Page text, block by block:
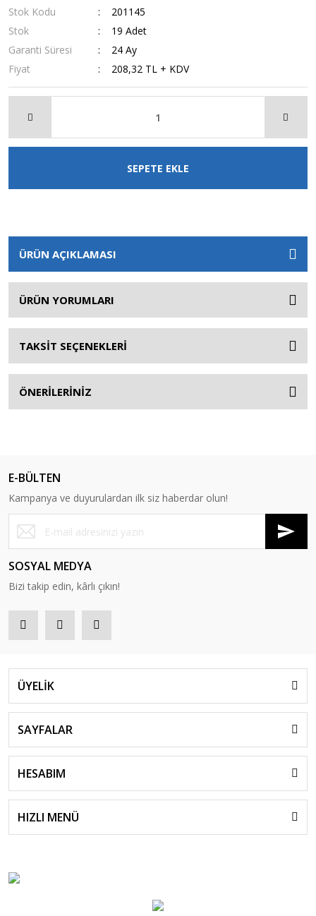
Stok Kodu
201145
Stok
19 Adet
Garanti Süresi
24 Ay
Fiyat
208,32 TL + KDV
SEPETE EKLE
ÜRÜN AÇIKLAMASI
ÜRÜN YORUMLARI
TAKSİT SEÇENEKLERİ
ÖNERİLERİNİZ
E-BÜLTEN
Kampanya ve duyurulardan ilk siz haberdar olun!
SOSYAL MEDYA
Bizi takip edin, kârlı çıkın!
ÜYELİK
SAYFALAR
HESABIM
HIZLI MENÜ